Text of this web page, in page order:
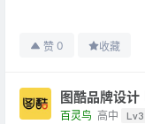
赞 0 收藏
图酷品牌设计
百灵鸟 高中 Lv3